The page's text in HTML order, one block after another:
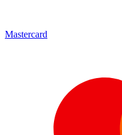
Mastercard